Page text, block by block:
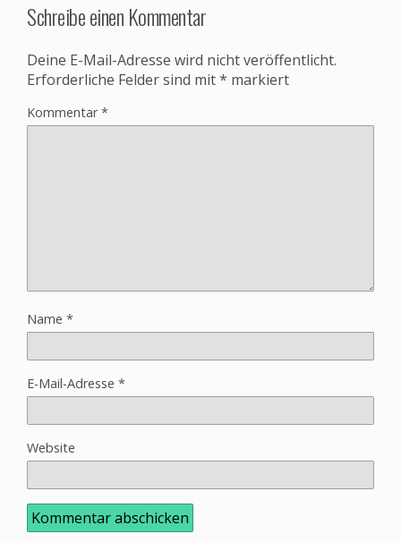
Schreibe einen Kommentar
Deine E-Mail-Adresse wird nicht veröffentlicht.
Erforderliche Felder sind mit* markiert
Kommentar*
Name *
E-Mail-Adresse *
Website